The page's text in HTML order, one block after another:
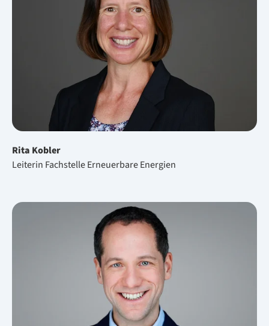
Rita Kobler
Leiterin Fachstelle Erneuerbare Energien